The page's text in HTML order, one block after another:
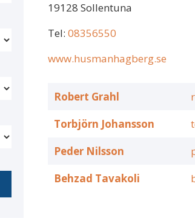
19128 Sollentuna
Tel: 08356550
www.husmanhagberg.se
Robert Grahl
Torbjörn Johansson
Peder Nilsson
Behzad Tavakoli